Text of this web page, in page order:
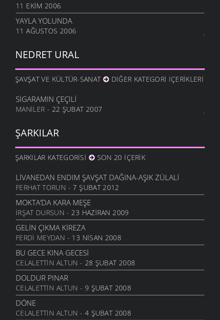
11 EKIM 2006
YAYLA YOLUNDA
11 AĞUSTOS 2006
NEDRET URAL
ŞAVŞAT VE KÜLTÜR-SANAT DIĞER KATEGORI İÇERIKLERI
SIGARAMIN ÇEÇILI
MANILER - 22 ŞUBAT 2007
ŞARKILAR
ŞARKILAR KATEGORISI SON 20 İÇERIK
LIVANEDAN ENDIM ŞAVŞAT DAĞINA-AŞIK ZÜLALI
FERHAT TORUN - 7 ŞUBAT 2012
MOKTA’DA KARA MEŞE
İRŞAT DURSUN - 23 HAZIRAN 2009
GELIN ÇIKMA KIREZA
FERDI MEYDAN - 13 NISAN 2008
BU GECE KINA GECESI
CELALETTIN ALTUN - 28 ŞUBAT 2008
DOLDUR PINAR
CELALETTIN ALTUN - 9 ŞUBAT 2008
DÖNE
CELALETTIN ALTUN - 4 ŞUBAT 2008